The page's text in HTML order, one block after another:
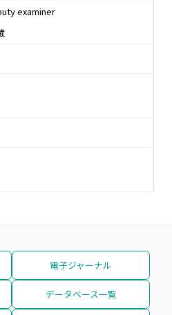
examiner
電子ジャーナル
データベース一覧